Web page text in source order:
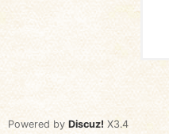
Powered by Discuz! X3.4